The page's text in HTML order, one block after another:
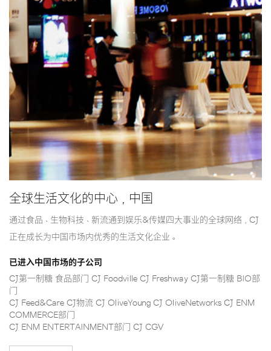
全球生活文化的中心，中国
通过食品、生物科技、新流通到娱乐&传媒四大事业的全球网络，CJ
已进入中国市场的子公司
CJ第一制糖 食品部门 CJ Foodville CJ Freshway CJ第一制糖 BIO部
门
CJ Feed&Care CJ物流 CJ OliveYoung CJ OliveNetworks CJ ENM
COMMERCE部门
CJ ENM ENTERTAINMENT部门 CJ CGV